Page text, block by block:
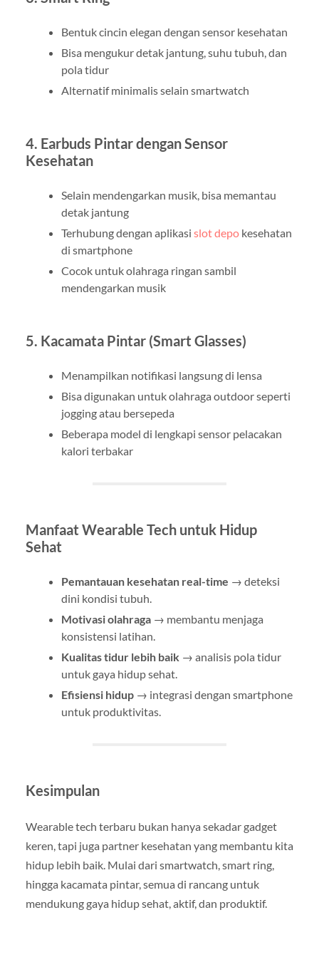
Bentuk cincin elegan dengan sensor kesehatan
Bisa mengukur detak jantung, suhu tubuh, dan
pola tidur
Alternatif minimalis selain smartwatch
4. Earbuds Pintar dengan Sensor
Kesehatan
Selain mendengarkan musik, bisa memantau
detak jantung
Terhubung dengan aplikasi slot depokesehatan
di smartphone
Cocok untuk olahraga ringan sambil
mendengarkan musik
5. Kacamata Pintar (Smart Glasses)
Menampilkan notifikasi langsung di lensa
Bisa digunakan untuk olahraga outdoor seperti
jogging atau bersepeda
Beberapa model di lengkapi sensor pelacakan
kalori terbakar
Manfaat Wearable Tech untuk Hidup
Sehat
Pemantauan kesehatan real-time → deteksi
dini kondisi tubuh.
Motivasi olahraga→ membantu menjaga
konsistensi latihan.
Kualitas tidur lebih baik→ analisis pola tidur
untuk gaya hidup sehat.
Efisiensi hidup→ integrasi dengan smartphone
untuk produktivitas.
Kesimpulan
Wearable tech terbaru bukan hanya sekadar gadget
keren, tapi juga partner kesehatan yang membantu kita
hidup lebih baik. Mulai dari smartwatch, smart ring,
hingga kacamata pintar, semua di rancang untuk
mendukung gaya hidup sehat, aktif, dan produktif.